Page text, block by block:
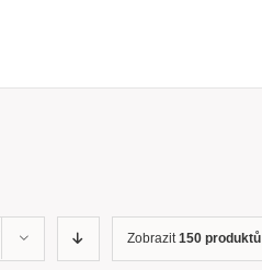
Zobrazit150 produktů